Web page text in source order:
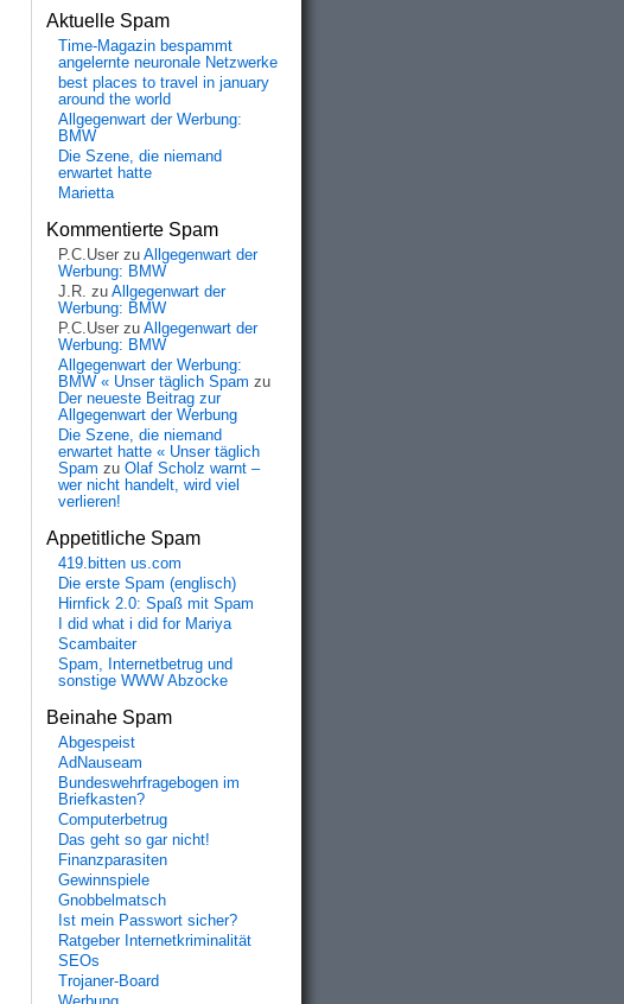
Aktuelle Spam
Time-Magazin bespammt
angelernte neuronale Netzwerke
best places to travel in january
around the world
Allgegenwart der Werbung:
BMW
Die Szene, die niemand
erwartet hatte
Marietta
Kommentierte Spam
P.C.User zu Allgegenwart der
Werbung: BMW
J.R. zu Allgegenwart der
Werbung: BMW
P.C.User zu Allgegenwart der
Werbung: BMW
Allgegenwart der Werbung:
BMW « Unser täglich Spam zu
Der neueste Beitrag zur
Allgegenwart der Werbung
Die Szene, die niemand
erwartet hatte « Unser täglich
Spam zu Olaf Scholz warnt –
wer nicht handelt, wird viel
verlieren!
Appetitliche Spam
419.bitten us.com
Die erste Spam (englisch)
Hirnfick 2.0: Spaß mit Spam
I did what i did for Mariya
Scambaiter
Spam, Internetbetrug und
sonstige WWW Abzocke
Beinahe Spam
Abgespeist
AdNauseam
Bundeswehrfragebogen im
Briefkasten?
Computerbetrug
Das geht so gar nicht!
Finanzparasiten
Gewinnspiele
Gnobbelmatsch
Ist mein Passwort sicher?
Ratgeber Internetkriminalität
SEOs
Trojaner-Board